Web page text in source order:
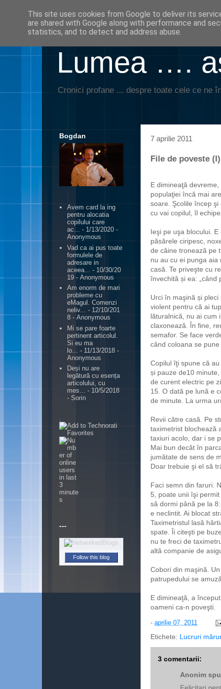
Lumea ….
Cronici profane ... despre toate cele ce ne
7 aprilie 2011
File de poveste
E dimineaţă
populaţiei încă mai
soare. Şcolile încep
cu vai copilul, îl
Ieşi pe uşa blocului.
păsărele ciripesc,
de câine tronează pe
nu au cu ei punga
casă. Te priveşte cu
învechită și ea: „când
Urci în maşină și
violent pentru că ai
lăturalnică, nu ai cum
claxonează. În fine,
semafor. Se face
când coloana se
Copilul îţi spune că
și pauze de10
de curent electric pe
15. O dată pe lună e
de minute. La urma
Revii către casă. Pe
taximetrist blochează
taxiuri acolo, dar i se
Mai bun decât în
jumătate de sens de
Doar trebuie şi el să
Faci semn din faruri.
5, poate unii îşi
să dormi până pe la
e neclintit. Ai blocat
Taximetristul lasă
spate. Îi citeşti pe
nu te freci de
altă companie de
Cobori din maşină.
patrupedului se
E dimineaţă, a
oameni ca-n poveşti.
- aprilie 07, 2011
Etichete: Lucruri
3 comentarii:
Anonim
Felicitari
Bogdan
Avem card la ing
pentru alocatia
copilului care
ac... - 1/13/2020 -
Anonymous
Vad ca ai pus toate
formulele de
adresare in
aceea...
- 10/30/20
19 - Anonymous
Am enorm de mari
probleme cu
eMagul. Comenzi
neliv... - 12/10/201
8 - Anonymous
Mi se pare foarte
pertinent articolul.
Si eu ma
lo...
- 11/13/2018 -
Anonymous
Deși nu are
legătură cu esența
articolului, cu
mes... - 10/5/2018
- Sorin
---
Follow this blog
This site uses cookies from Google to deliver its
are shared with Google along with performance and
statistics, and to detect and address abuse.